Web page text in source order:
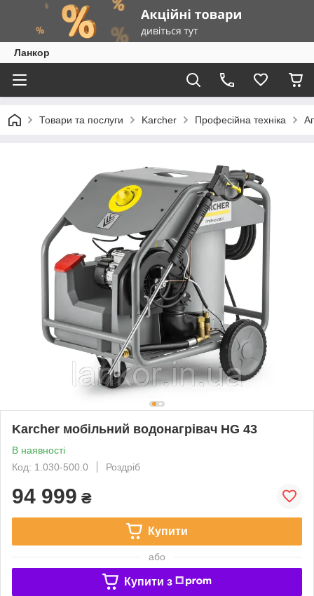
Ланкор
Товари та послуги Karcher Професійна техніка
Karcher мобільний водонагрівач HG 43
В наявності
Код: 1.030-500.0
Роздріб
94 999 ₴
Купити
або
Купити з